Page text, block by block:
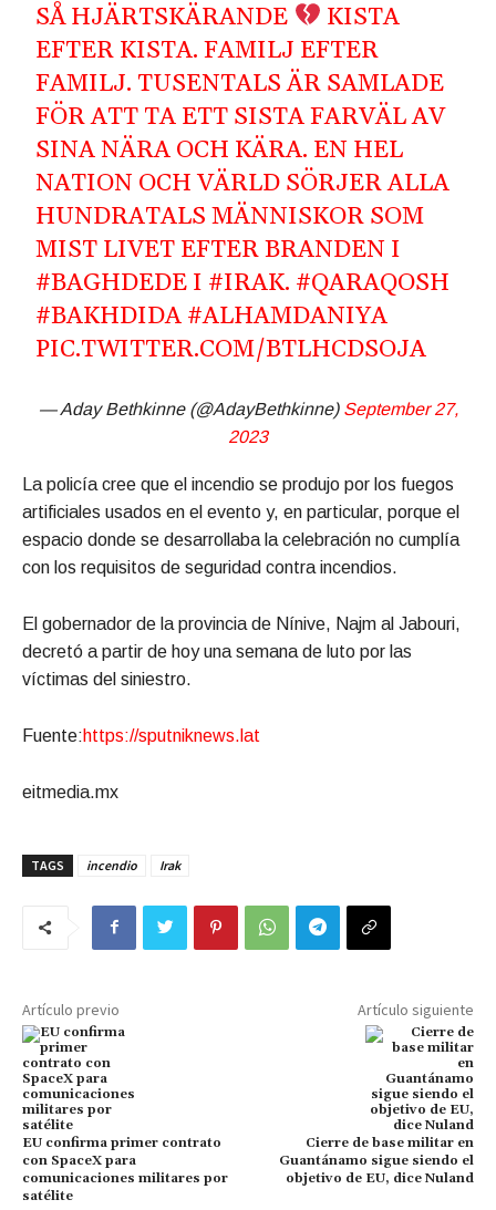
SÅ HJÄRTSKÄRANDE
KISTA
EFTER KISTA. FAMILJ EFTER
FAMILJ. TUSENTALS ÄR SAMLADE
FÖR ATT TA ETT SISTA FARVÄL AV
SINA NÄRA OCH KÄRA. EN HEL
NATION OCH VÄRLD SÖRJER ALLA
HUNDRATALS MÄNNISKOR SOM
MIST LIVET EFTER BRANDEN I
#BAGHDEDE I #IRAK. #QARAQOSH
#BAKHDIDA #ALHAMDANIYA
PIC.TWITTER.COM/BTLHCDSOJA
— Aday Bethkinne (@AdayBethkinne) September 27,
2023
La policía cree que el incendio se produjo por los fuegos
artificiales usados en el evento y, en particular, porque el
espacio donde se desarrollaba la celebración no cumplía
con los requisitos de seguridad contra incendios.
El gobernador de la provincia de Nínive, Najm al Jabouri,
decretó a partir de hoy una semana de luto por las
víctimas del siniestro.
Fuente:https://sputniknews.lat
eitmedia.mx
TAGS incendio Irak
Artículo previo
EU confirma primer contrato
con SpaceX para
comunicaciones militares por
satélite
Artículo siguiente
Cierre de base militar en
Guantánamo sigue siendo el
objetivo de EU, dice Nuland